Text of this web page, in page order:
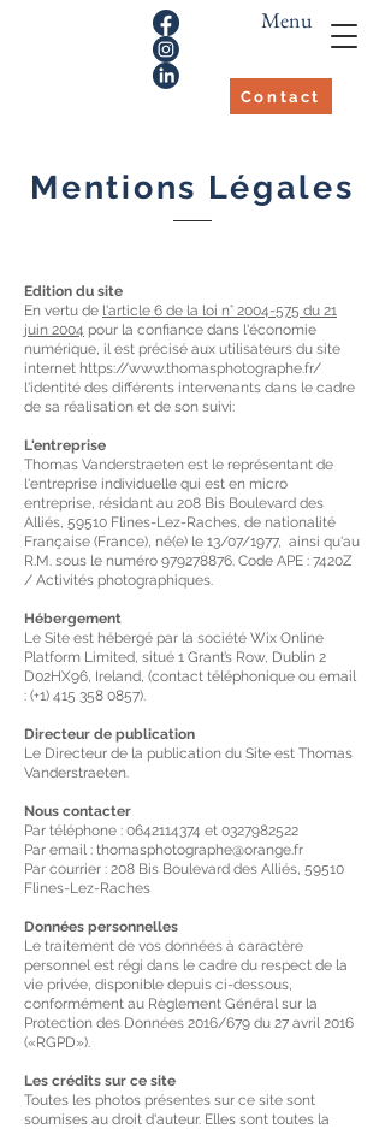
Contact
Menu
Mentions Légales
Edition du site
En vertu de l'article 6 de la loi n° 2004-575 du 21
juin 2004 pour la confiance dans l'économie
numérique, il est précisé aux utilisateurs du site
internet https://www.thomasphotographe.fr/
l'identité des différents intervenants dans le cadre
de sa réalisation et de son suivi:
L'entreprise
Thomas Vanderstraeten est le représentant de
l'entreprise individuelle qui est en micro
entreprise, résidant au 208 Bis Boulevard des
Alliés, 59510 Flines-Lez-Raches, de nationalité
Française (France), né(e) le 13/07/1977, ainsi qu'au
R.M. sous le numéro 979278876. Code APE : 7420Z
/ Activités photographiques.
Hébergement
Le Site est hébergé par la société Wix Online
Platform Limited, situé 1 Grant’s Row, Dublin 2
D02HX96, Ireland, (contact téléphonique ou email
: (+1) 415 358 0857).
Directeur de publication
Le Directeur de la publication du Site est Thomas
Vanderstraeten.
Nous contacter
Par téléphone : 0642114374 et 0327982522
Par email : thomasphotographe@orange.fr
Par courrier : 208 Bis Boulevard des Alliés, 59510
Flines-Lez-Raches
Données personnelles
Le traitement de vos données à caractère
personnel est régi dans le cadre du respect de la
vie privée, disponible depuis ci-dessous,
conformément au Règlement Général sur la
Protection des Données 2016/679 du 27 avril 2016
(«RGPD»).
Les crédits sur ce site
Toutes les photos présentes sur ce site sont
soumises au droit d'auteur. Elles sont toutes la